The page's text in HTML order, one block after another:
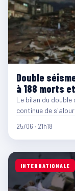
Double
à 188 morts
Le bilan du double
continue de
25/06 · 21h18
INTERNATIONALE